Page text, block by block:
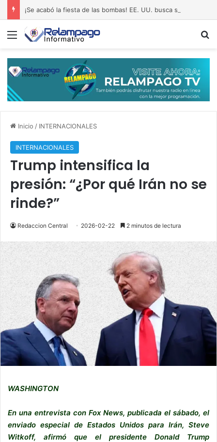
Menú
Inicio / INTERNACIONALES
INTERNACIONALES
Trump intensifica la
presión: “¿Por qué Irán no se
rinde?”
Redaccion Central 2026-02-22 2 minutos de lectura
WASHINGTON
En una entrevista con Fox News, publicada el sábado, el
enviado especial de Estados Unidos para Irán, Steve
Witkoff, afirmó que el presidente Donald Trump